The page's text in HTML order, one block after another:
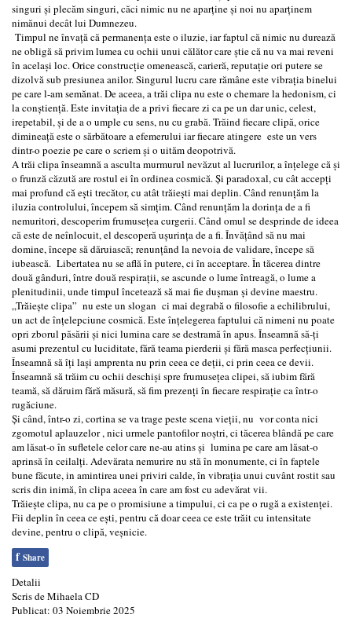
singuri și plecăm singuri, căci nimic nu ne aparține și noi nu aparținem
nimănui decât lui Dumnezeu.
Timpul ne învață că permanența este o iluzie, iar faptul că nimic nu durează
ne obligă să privim lumea cu ochii unui călător care știe că nu va mai reveni
în același loc. Orice construcție omenească, carieră, reputație ori putere se
dizolvă sub presiunea anilor. Singurul lucru care rămâne este vibrația binelui
pe care l-am semănat. De aceea, a trăi clipa nu este o chemare la hedonism, ci
la conștiență. Este invitația de a privi fiecare zi ca pe un dar unic, celest,
irepetabil, și de a o umple cu sens, nu cu grabă. Trăind fiecare clipă, orice
dimineață este o sărbătoare a efemerului iar fiecare atingere este un vers
dintr-o poezie pe care o scriem și o uităm deopotrivă.
A trăi clipa înseamnă a asculta murmurul nevăzut al lucrurilor, a înțelege că și
o frunză căzută are rostul ei în ordinea cosmică. Și paradoxal, cu cât accepți
mai profund că ești trecător, cu atât trăiești mai deplin. Când renunțăm la
iluzia controlului, începem să simțim. Când renunțăm la dorința de a fi
nemuritori, descoperim frumusețea curgerii. Când omul se desprinde de ideea
că este de neînlocuit, el descoperă ușurința de a fi. Învățând să nu mai
domine, începe să dăruiască; renunțând la nevoia de validare, începe să
iubească. Libertatea nu se află în putere, ci în acceptare. În tăcerea dintre
două gânduri, între două respirații, se ascunde o lume întreagă, o lume a
plenitudinii, unde timpul încetează să mai fie dușman și devine maestru.
„Trăiește clipa” nu este un slogan ci mai degrabă o filosofie a echilibrului,
un act de înțelepciune cosmică. Este înțelegerea faptului că nimeni nu poate
opri zborul păsării și nici lumina care se destramă în apus. Înseamnă să-ți
asumi prezentul cu luciditate, fără teama pierderii și fără masca perfecțiunii.
Înseamnă să îți lași amprenta nu prin ceea ce deții, ci prin ceea ce devii.
Înseamnă să trăim cu ochii deschiși spre frumusețea clipei, să iubim fără
teamă, să dăruim fără măsură, să fim prezenți în fiecare respirație ca într-o
rugăciune.
Și când, într-o zi, cortina se va trage peste scena vieții, nu vor conta nici
zgomotul aplauzelor , nici urmele pantofilor noștri, ci tăcerea blândă pe care
am lăsat-o în sufletele celor care ne-au atins și lumina pe care am lăsat-o
aprinsă în ceilalți. Adevărata nemurire nu stă în monumente, ci în faptele
bune făcute, in amintirea unei priviri calde, în vibrația unui cuvânt rostit sau
scris din inimă, în clipa aceea în care am fost cu adevărat vii.
Trăiește clipa, nu ca pe o promisiune a timpului, ci ca pe o rugă a existenței.
Fii deplin în ceea ce ești, pentru că doar ceea ce este trăit cu intensitate
devine, pentru o clipă, veșnicie.
f Share
Detalii
Scris deMihaela CD
Publicat: 03 Noiembrie 2025